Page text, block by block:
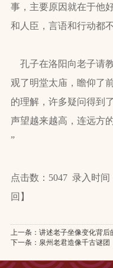
事，主要原因就在于他
和人臣，言语和行动都
孔子在洛阳向老子请
观了明堂太庙，瞻仰了
的理解，许多疑问得到
声望越来越高，连远方
”
点击数：5047 录入时间
回】
上一条： 讲述老子坐像变化背后
下一条： 泉州老君造像千古谜团